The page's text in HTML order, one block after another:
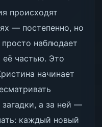
происходят
— постепенно, но
наблюдает
её частью. Это
начинает
загадки, а за ней —
каждый новый